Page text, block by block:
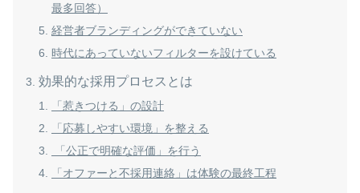
最多回答）
経営者ブランディングができていない
時代にあっていないフィルターを設けている
効果的な採用プロセスとは
「惹きつける」の設計
「応募しやすい環境」を整える
「公正で明確な評価」を行う
「オファーと不採用連絡」は体験の最終工程